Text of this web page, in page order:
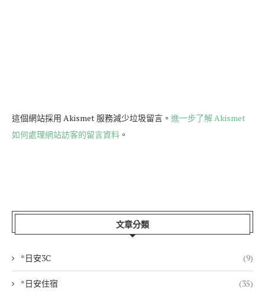
這個網站採用 Akismet 服務減少垃圾留言。 進一步了解 Akismet
如何處理網站訪客的留言資料 。
文章分類
*日安3C (9)
*日安住宿 (35)